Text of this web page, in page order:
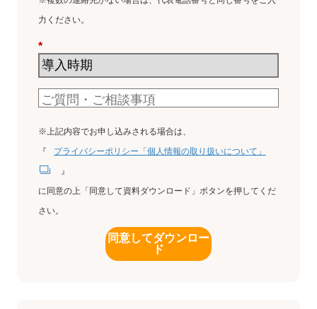
力ください。
*
※上記内容でお申し込みされる場合は、
『
プライバシーポリシー「個人情報の取り扱いについて」
』
に同意の上「同意して資料ダウンロード」ボタンを押してくだ
さい。
同意してダウンロー
ド